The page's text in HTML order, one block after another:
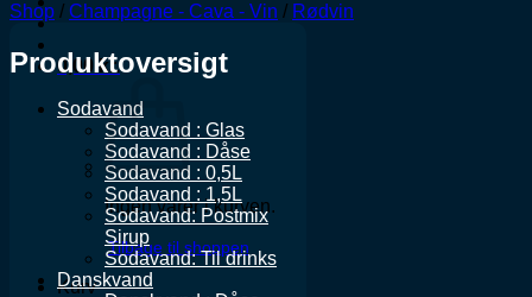
0,00 kr.
Ingen varer i kurven.
Tilbage til shoppen
Kurv
Shop / Champagne - Cava - Vin / Rødvin
Produktoversigt
Sodavand
Sodavand : Glas
Sodavand : Dåse
Sodavand : 0,5L
Sodavand : 1,5L
Sodavand: Postmix
Sirup
Sodavand: Til drinks
Danskvand